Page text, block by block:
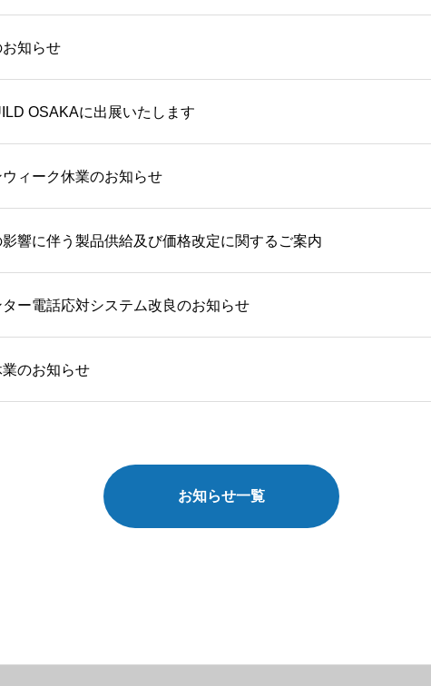
知らせ
OSAKAに出展いたします
ィーク休業のお知らせ
響に伴う製品供給及び価格改定に関するご案内
ター電話応対システム改良のお知らせ
のお知らせ
お知らせ一覧